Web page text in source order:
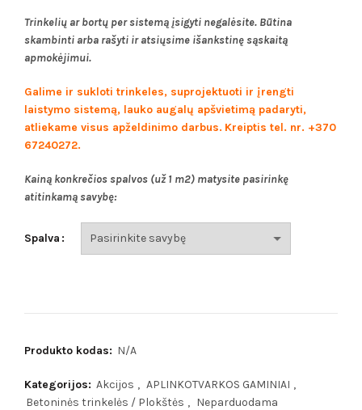
Trinkelių ar bortų per sistemą įsigyti negalėsite. Būtina
skambinti arba rašyti ir atsiųsime išankstinę sąskaitą
apmokėjimui.
Galime ir sukloti trinkeles, suprojektuoti ir įrengti
laistymo sistemą, lauko augalų apšvietimą padaryti,
atliekame visus apželdinimo darbus. Kreiptis tel. nr. +370
67240272.
Kainą konkrečios spalvos (už 1 m2) matysite pasirinkę
atitinkamą savybę:
Spalva
Produkto kodas: N/A
Kategorijos: Akcijos , APLINKOTVARKOS GAMINIAI ,
Betoninės trinkelės / Plokštės , Neparduodama